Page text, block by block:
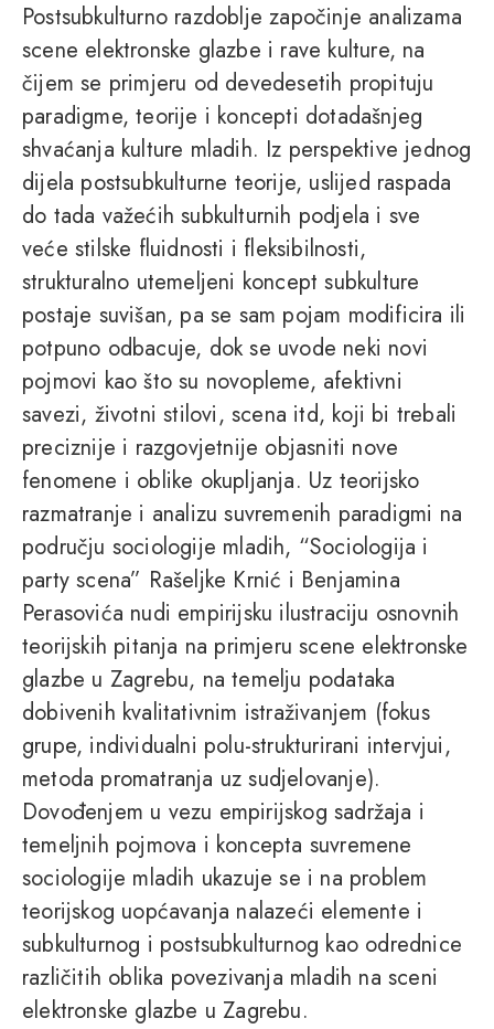
Postsubkulturno razdoblje započinje analizama
scene elektronske glazbe i rave kulture, na
čijem se primjeru od devedesetih propituju
paradigme, teorije i koncepti dotadašnjeg
shvaćanja kulture mladih. Iz perspektive jednog
dijela postsubkulturne teorije, uslijed raspada
do tada važećih subkulturnih podjela i sve
veće stilske fluidnosti i fleksibilnosti,
strukturalno utemeljeni koncept subkulture
postaje suvišan, pa se sam pojam modificira ili
potpuno odbacuje, dok se uvode neki novi
pojmovi kao što su novopleme, afektivni
savezi, životni stilovi, scena itd, koji bi trebali
preciznije i razgovjetnije objasniti nove
fenomene i oblike okupljanja. Uz teorijsko
razmatranje i analizu suvremenih paradigmi na
području sociologije mladih, “Sociologija i
party scena” Rašeljke Krnić i Benjamina
Perasovića nudi empirijsku ilustraciju osnovnih
teorijskih pitanja na primjeru scene elektronske
glazbe u Zagrebu, na temelju podataka
dobivenih kvalitativnim istraživanjem (fokus
grupe, individualni polu-strukturirani intervjui,
metoda promatranja uz sudjelovanje).
Dovođenjem u vezu empirijskog sadržaja i
temeljnih pojmova i koncepta suvremene
sociologije mladih ukazuje se i na problem
teorijskog uopćavanja nalazeći elemente i
subkulturnog i postsubkulturnog kao odrednice
različitih oblika povezivanja mladih na sceni
elektronske glazbe u Zagrebu.